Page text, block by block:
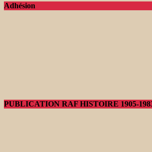
Adhésion
PUBLICATION RAF HISTOIRE 1905-